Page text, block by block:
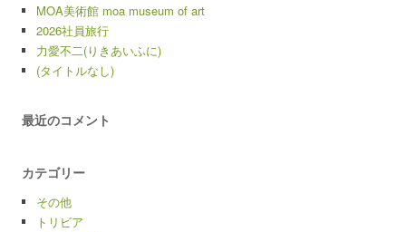
MOA美術館 moa museum of art
2026社員旅行
力愛不二(りきあいふに)
(タイトルなし)
最近のコメント
カテゴリー
その他
トリビア